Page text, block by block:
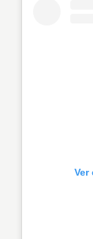
Ver